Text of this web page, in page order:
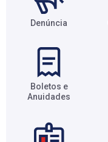
Denúncia
Boletos e
Anuidades​